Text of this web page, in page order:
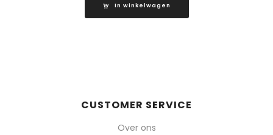
In winkelwagen
CUSTOMER SERVICE
Over ons